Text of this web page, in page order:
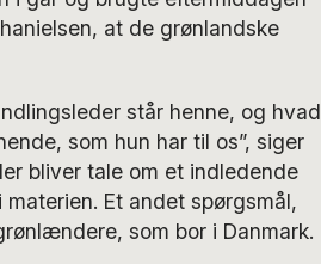
at de grønlandske
står henne, og hvad
som hun har til os”, siger
bliver tale om et indledende
Et andet spørgsmål,
som bor i Danmark.